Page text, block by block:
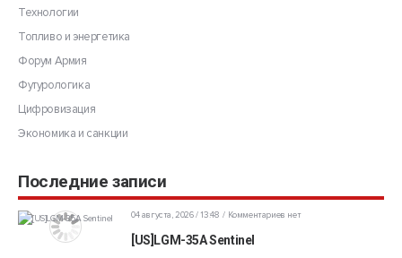
Технологии
Топливо и энергетика
Форум Армия
Футурологика
Цифровизация
Экономика и санкции
Последние записи
04 августа, 2026 / 13:48 Комментариев нет
[US]LGM-35A Sentinel